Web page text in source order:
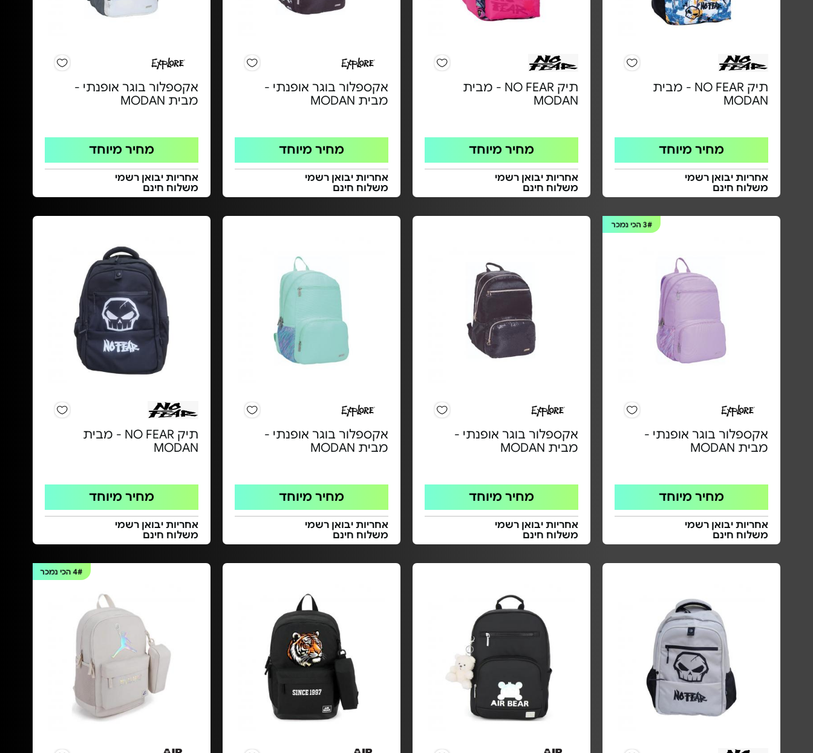
תיק NO FEAR - מבית
MODAN
מחיר מיוחד
אחריות יבואן רשמי
משלוח חינם
תיק NO FEAR - מבית
MODAN
מחיר מיוחד
אחריות יבואן רשמי
משלוח חינם
אקספלור בוגר אופנתי -
מבית MODAN
מחיר מיוחד
אחריות יבואן רשמי
משלוח חינם
אקספלור בוגר אופנתי -
מבית MODAN
מחיר מיוחד
אחריות יבואן רשמי
משלוח חינם
3#הכי נמכר
אקספלור בוגר אופנתי -
מבית MODAN
מחיר מיוחד
אחריות יבואן רשמי
משלוח חינם
אקספלור בוגר אופנתי -
מבית MODAN
מחיר מיוחד
אחריות יבואן רשמי
משלוח חינם
אקספלור בוגר אופנתי -
מבית MODAN
מחיר מיוחד
אחריות יבואן רשמי
משלוח חינם
תיק NO FEAR - מבית
MODAN
מחיר מיוחד
אחריות יבואן רשמי
משלוח חינם
4#הכי נמכר